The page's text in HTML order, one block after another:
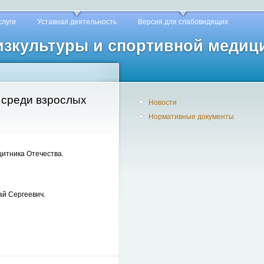
и спортивной
Уставная деятельность Версия для слабовидящих
взрослых
Отечества.
Сергеевич.
Новости
Нормативные документы